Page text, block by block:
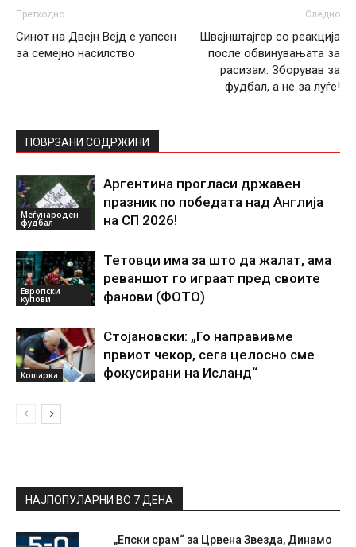
Претходно
Синот на Двејн Вејд е уапсен
за семејно насилство
Следно
Швајнштајгер со реакција
после обвинувањата за
расизам: Зборував за
фудбал, а не за луѓе!
ПОВРЗАНИ СОДРЖИНИ
Меѓународен
фудбал
Аргентина прогласи државен
празник по победата над Англија
на СП 2026!
Европски
купови
Тетовци има за што да жалат, ама
реваншот го играат пред своите
фанови (ФОТО)
Кошарка
Стојановски: „Го направивме
првиот чекор, сега целосно сме
фокусирани на Исланд“
НАЈПОПУЛАРНИ ВО 7 ДЕНА
„Епски срам“ за Црвена Звезда, Динамо